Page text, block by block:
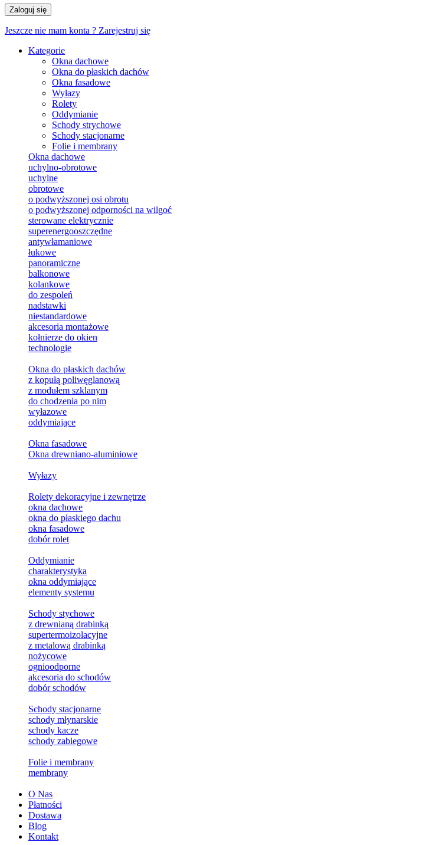
Zaloguj się
Jeszcze nie mam konta ? Zarejestruj się
Kategorie
Okna dachowe
Okna do płaskich dachów
Okna fasadowe
Wyłazy
Rolety
Oddymianie
Schody strychowe
Schody stacjonarne
Folie i membrany
Okna dachowe
uchylno-obrotowe
uchylne
obrotowe
o podwyższonej osi obrotu
o podwyższonej odporności na wilgoć
sterowane elektrycznie
superenergooszczędne
antywłamaniowe
łukowe
panoramiczne
balkonowe
kolankowe
do zespoleń
nadstawki
niestandardowe
akcesoria montażowe
kołnierze do okien
technologie
Okna do płaskich dachów
z kopułą poliwęglanową
z modułem szklanym
do chodzenia po nim
wyłazowe
oddymiające
Okna fasadowe
Okna drewniano-aluminiowe
Wyłazy
Rolety dekoracyjne i zewnętrze
okna dachowe
okna do płaskiego dachu
okna fasadowe
dobór rolet
Oddymianie
charakterystyka
okna oddymiające
elementy systemu
Schody stychowe
z drewnianą drabinką
supertermoizolacyjne
z metalową drabinką
nożycowe
ognioodporne
akcesoria do schodów
dobór schodów
Schody stacjonarne
schody młynarskie
schody kacze
schody zabiegowe
Folie i membrany
membrany
O Nas
Płatności
Dostawa
Blog
Kontakt